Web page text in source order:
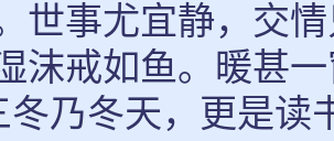
世事尤宜静，交
沫戒如鱼。暖甚
冬乃冬天，更是读